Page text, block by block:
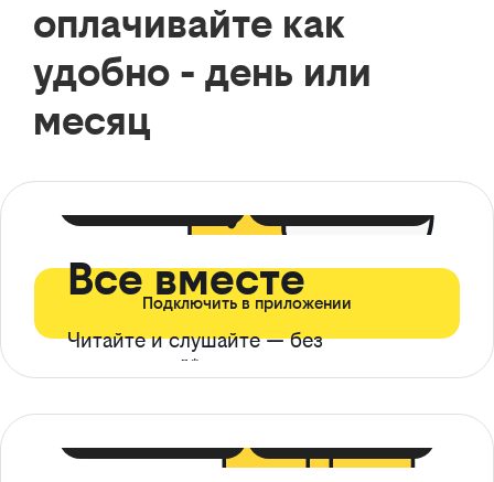
оплачивайте как
удобно - день или
месяц
Все вместе
Читайте и слушайте — без
ограничений*
Подключить в приложении